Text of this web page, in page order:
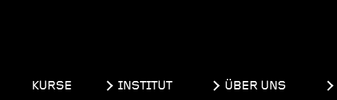
KURSE INSTITUT ÜBER UNS